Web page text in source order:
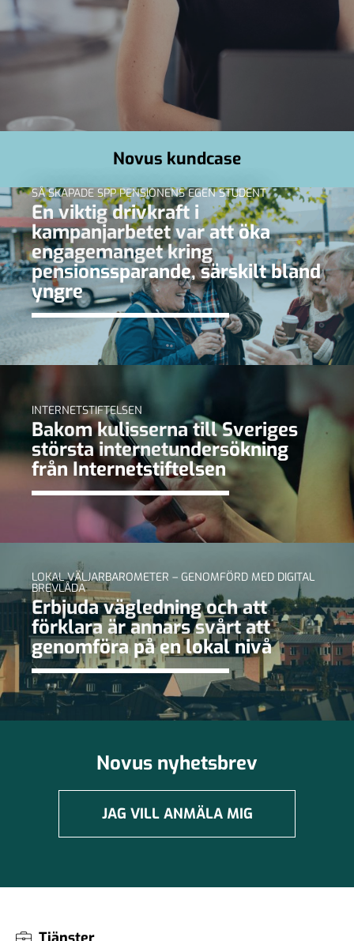
Novus kundcase
SÅ SKAPADE SPP PENSIONENS EGEN STUDENT
En viktig drivkraft i
kampanjarbetet var att öka
engagemanget kring
pensionssparande, särskilt bland
yngre
INTERNETSTIFTELSEN
Bakom kulisserna till Sveriges
största internetundersökning
från Internetstiftelsen
LOKAL VÄLJARBAROMETER – GENOMFÖRD MED DIGITAL
BREVLÅDA
Erbjuda vägledning och att
förklara är annars svårt att
genomföra på en lokal nivå
Novus nyhetsbrev
JAG VILL ANMÄLA MIG